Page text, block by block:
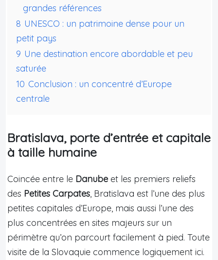
grandes références
8 UNESCO : un patrimoine dense pour un
petit pays
9 Une destination encore abordable et peu
saturée
10 Conclusion : un concentré d’Europe
centrale
Bratislava, porte d’entrée et capitale
à taille humaine
Coincée entre le Danube et les premiers reliefs
des Petites Carpates, Bratislava est l’une des plus
petites capitales d’Europe, mais aussi l’une des
plus concentrées en sites majeurs sur un
périmètre qu’on parcourt facilement à pied. Toute
visite de la Slovaquie commence logiquement ici.